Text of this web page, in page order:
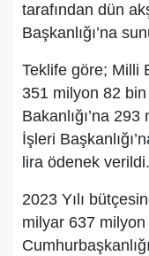
tarafından dün
Başkanlığı’na
Teklife göre; Milli
351 milyon 82 bin
Bakanlığı’na
İşleri
lira ödenek verildi.
2023 Yılı
milyar 637 milyon